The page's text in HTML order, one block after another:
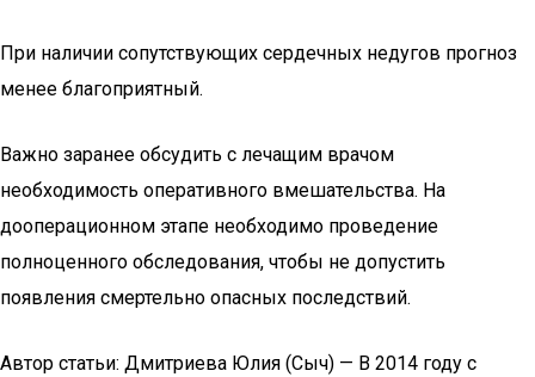
При наличии сопутствующих сердечных недугов прогноз
менее благоприятный.
Важно заранее обсудить с лечащим врачом
необходимость оперативного вмешательства. На
дооперационном этапе необходимо проведение
полноценного обследования, чтобы не допустить
появления смертельно опасных последствий.
Автор статьи: Дмитриева Юлия (Сыч) — В 2014 году с